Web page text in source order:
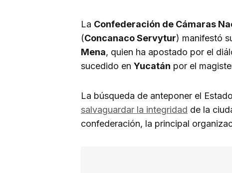
La Confederación de Cámaras
(Concanaco Servytur) manifestó
Mena, quien ha apostado por el
sucedido en Yucatán por el
La búsqueda de anteponer el
salvaguardar la integridad de la
confederación, la principal